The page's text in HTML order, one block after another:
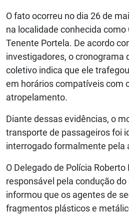
O fato ocorreu no dia 26 de
na localidade conhecida como
Tenente Portela. De acordo
investigadores, o cronograma
coletivo indica que ele
em horários compatíveis com
atropelamento.
Diante dessas evidências, o
transporte de passageiros foi
interrogado formalmente pela
O Delegado de Polícia
responsável pela condução
informou que os agentes de
fragmentos plásticos e